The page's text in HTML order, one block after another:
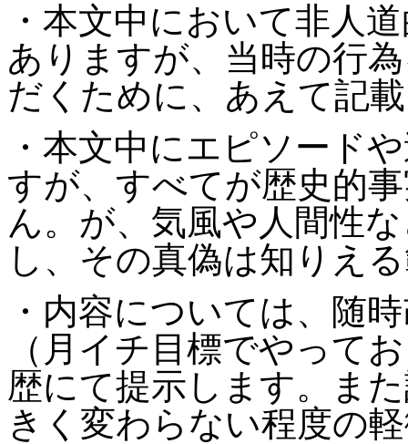
・本文中において非人
ありますが、当時の行
だくために、あえて記
・本文中にエピソード
すが、すべてが歴史的
ん。が、気風や人間性
し、その真偽は知りえ
・内容については、随
（月イチ目標でやって
歴にて提示します。ま
きく変わらない程度の